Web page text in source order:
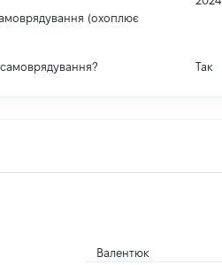
(охоплює
Так
Валентюк